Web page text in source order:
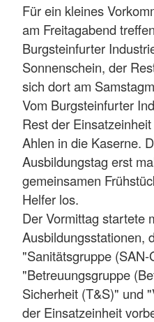
Für ein kleines
am Freitagabend
Burgsteinfurter
Sonnenschein, der
sich dort am
Vom Burgsteinfurter
Rest der
Ahlen in die Kaserne.
Ausbildungstag erst
gemeinsamen
Helfer los.
Der Vormittag startete
Ausbildungsstationen,
"Sanitätsgruppe (SAN-
"Betreuungsgruppe
Sicherheit (T&S)" und
der Einsatzeinheit